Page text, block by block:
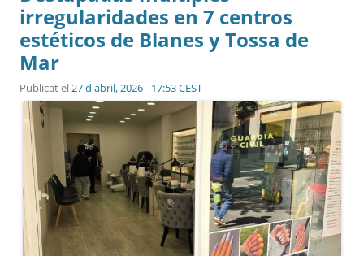
irregularidades en 7 centros
estéticos de Blanes y Tossa de
Mar
Publicat el27 d'abril, 2026 - 17:53 CEST